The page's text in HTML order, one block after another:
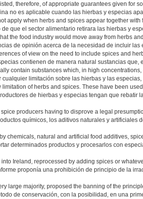
therefore, of appropriate guarantees given for
no es aplicable cuando las hierbas y especias
apply when herbs and spices appear together
que el sector alimentario retirara las hierbas y
the food industry would move away from herbs
de opinión acerca de la necesidad de incluir
of view on the need to include spices and
contienen de manera natural sustancias
contain substances which, in high
cualquier limitación sobre las hierbas y las
of herbs and spices. These have been
de hierbas y especias tengan que
producers having to disprove a legal
químicos, los aditivos naturales y
chemicals, natural and artificial food additives,
determinados productos y procesarlos con
Ireland, reprocessed by adding spices or
proponía una prohibición de principio de la
large majority, proposed the banning of the
de conservación, con la posibilidad, en una